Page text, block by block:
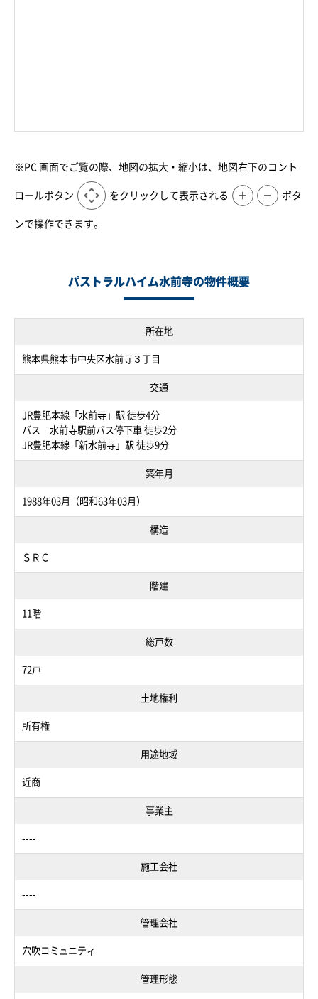
※PC 画面でご覧の際、地図の拡大・縮小は、地図右下のコント
ロールボタン をクリックして表示される ＋ － ボタ
ンで操作できます。
パストラルハイム水前寺の物件概要
所在地
熊本県熊本市中央区水前寺３丁目
交通
JR豊肥本線「水前寺」駅 徒歩4分
バス 水前寺駅前バス停下車 徒歩2分
JR豊肥本線「新水前寺」駅 徒歩9分
築年月
1988年03月（昭和63年03月）
構造
ＳＲＣ
階建
11階
総戸数
72戸
土地権利
所有権
用途地域
近商
事業主
----
施工会社
----
管理会社
穴吹コミュニティ
管理形態